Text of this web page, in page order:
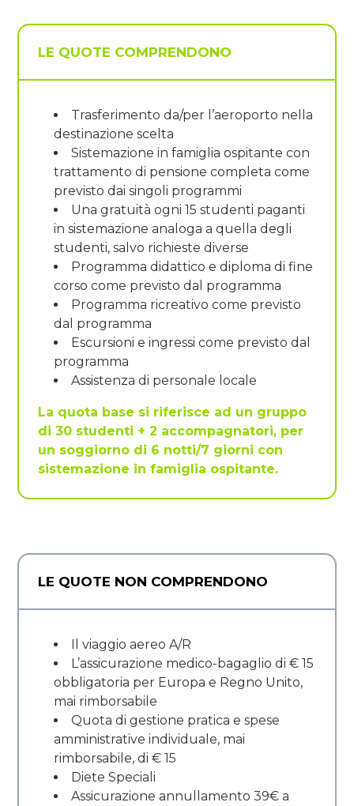
LE QUOTE COMPRENDONO
Trasferimento da/per l’aeroporto nella
destinazione scelta
Sistemazione in famiglia ospitante con
trattamento di pensione completa come
previsto dai singoli programmi
Una gratuità ogni 15 studenti paganti
in sistemazione analoga a quella degli
studenti, salvo richieste diverse
Programma didattico e diploma di fine
corso come previsto dal programma
Programma ricreativo come previsto
dal programma
Escursioni e ingressi come previsto dal
programma
Assistenza di personale locale
La quota base si riferisce ad un gruppo
di 30 studenti + 2 accompagnatori, per
un soggiorno di 6 notti/7 giorni con
sistemazione in famiglia ospitante.
LE QUOTE NON COMPRENDONO
Il viaggio aereo A/R
L’assicurazione medico-bagaglio di € 15
obbligatoria per Europa e Regno Unito,
mai rimborsabile
Quota di gestione pratica e spese
amministrative individuale, mai
rimborsabile, di € 15
Diete Speciali
Assicurazione annullamento 39€ a